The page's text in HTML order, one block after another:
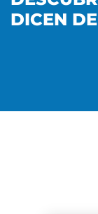
DICEN